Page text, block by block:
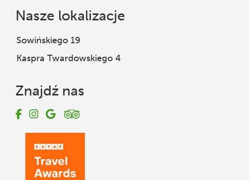
Nasze lokalizacje
Sowińskiego 19
Kaspra Twardowskiego 4
Znajdź nas